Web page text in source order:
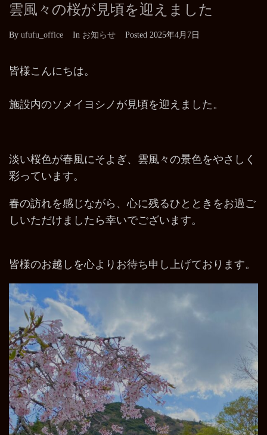
雲風々の桜が見頃を迎えました
By ufufu_office In お知らせ Posted 2025年4月7日
皆様こんにちは。
施設内のソメイヨシノが見頃を迎えました。
淡い桜色が春風にそよぎ、雲風々の景色をやさしく
彩っています。
春の訪れを感じながら、心に残るひとときをお過ご
しいただけましたら幸いでございます。
皆様のお越しを心よりお待ち申し上げております。